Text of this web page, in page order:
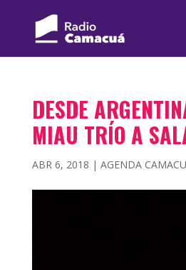
DESDE
MIAU TRÍO A
ABR 6, 2018 | AGENDA